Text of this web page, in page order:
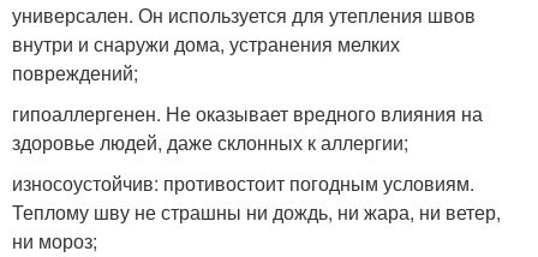
универсален. Он используется для утепления швов
внутри и снаружи дома, устранения мелких
повреждений;
гипоаллергенен. Не оказывает вредного влияния на
здоровье людей, даже склонных к аллергии;
износоустойчив: противостоит погодным условиям.
Теплому шву не страшны ни дождь, ни жара, ни ветер,
ни мороз;